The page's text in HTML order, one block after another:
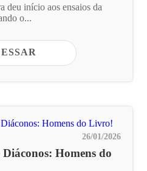
deu início aos ensaios da
o...
26/01/2026
Diáconos: Homens do